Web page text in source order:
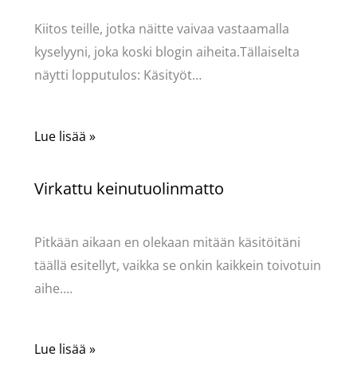
Kiitos teille, jotka näitte vaivaa vastaamalla
kyselyyni, joka koski blogin aiheita.Tällaiselta
näytti lopputulos: Käsityöt…
Lue lisää »
Virkattu keinutuolinmatto
Pitkään aikaan en olekaan mitään käsitöitäni
täällä esitellyt, vaikka se onkin kaikkein toivotuin
aihe.…
Lue lisää »